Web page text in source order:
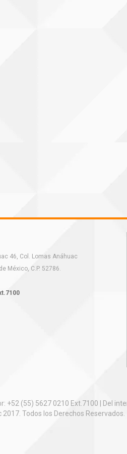
46, Col. Lomas Anáhuac
México, C.P. 52786.
(55) 5627 0210 Ext.7100 | Del
Todos los Derechos Reservados.